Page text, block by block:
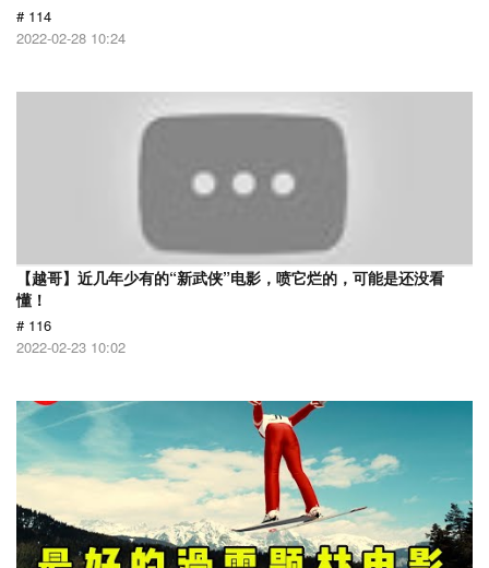
# 114
2022-02-28 10:24
【越哥】近几年少有的“新武侠”电影，喷它烂的，可能是还没看
懂！
# 116
2022-02-23 10:02